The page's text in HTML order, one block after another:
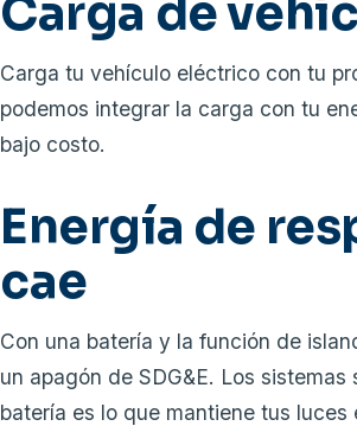
Carga de
Carga tu vehículo eléctrico con tu
podemos integrar la carga con tu
bajo costo.
Energía de
cae
Con una batería y la función de
un apagón de SDG&E. Los
batería es lo que mantiene tus luces